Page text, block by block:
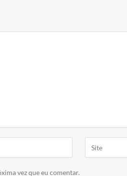
vez que eu comentar.